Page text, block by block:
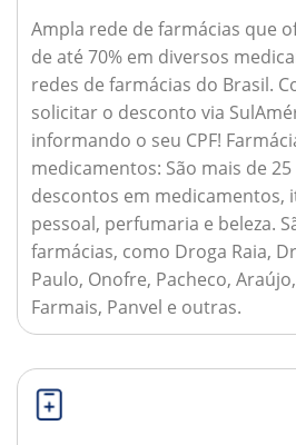
Ampla rede de farmácias que
de até 70% em diversos
redes de farmácias do Brasil.
solicitar o desconto via
informando o seu CPF!
medicamentos: São mais de
descontos em medicamentos,
pessoal, perfumaria e beleza.
farmácias, como Droga Raia,
Paulo, Onofre, Pacheco,
Farmais, Panvel e outras.